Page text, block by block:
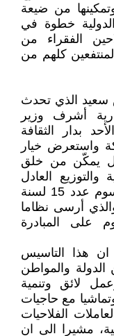
من ضيعة
خطوة في
الفقراء من
كلهم من
‏سعيد الذي تحدث
أشرف وزير
بدار ‏الثقافة
واستعرض خيار
يمكّن من ‏خلق
والتوزيع العادل
للثروات ‏والذي تم ارساؤه وفق المرسوم عدد 15 ‏لسنة
في 20 مارس ‏‏2022، والذي أرسى نظاما
على ‏المبادرة
‏هذا التاسيس
والمواطن
لائق وتنمية
مع حاجيات
‏الفلاحيات
مشيرا الى ان